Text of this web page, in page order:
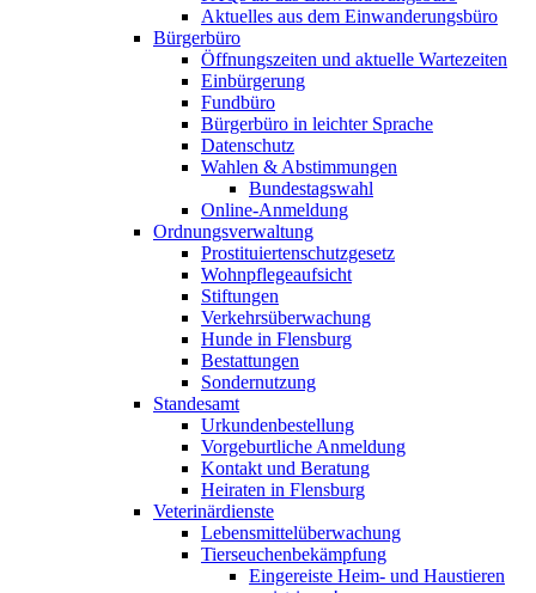
Aktuelles aus dem Einwanderungsbüro
Bürgerbüro
Öffnungszeiten und aktuelle Wartezeiten
Einbürgerung
Fundbüro
Bürgerbüro in leichter Sprache
Datenschutz
Wahlen & Abstimmungen
Bundestagswahl
Online-Anmeldung
Ordnungsverwaltung
Prostituiertenschutzgesetz
Wohnpflegeaufsicht
Stiftungen
Verkehrsüberwachung
Hunde in Flensburg
Bestattungen
Sondernutzung
Standesamt
Urkundenbestellung
Vorgeburtliche Anmeldung
Kontakt und Beratung
Heiraten in Flensburg
Veterinärdienste
Lebensmittelüberwachung
Tierseuchenbekämpfung
Eingereiste Heim- und Haustieren